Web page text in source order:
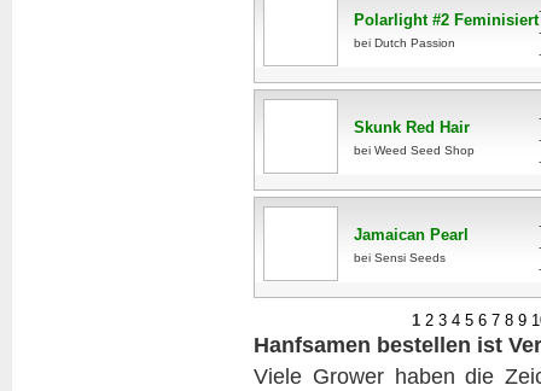
Polarlight #2 Feminisiert
bei Dutch Passion
Skunk Red Hair
bei Weed Seed Shop
Jamaican Pearl
bei Sensi Seeds
1 2 3 4 5 6 7 8 9
Hanfsamen bestellen ist
Viele Grower haben die